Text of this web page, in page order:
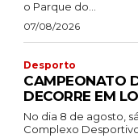
o Parque do...
07/08/2026
Desporto
CAMPEONATO
DECORRE EM
No dia 8 de agosto,
Complexo Desportivo